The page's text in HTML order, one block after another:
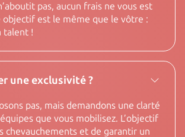
pas, aucun frais ne vous est
est le même que le vôtre :
talent !
une exclusivité ?
pas, mais demandons une clarté
que vous mobilisez. L’objectif
chevauchements et de garantir un